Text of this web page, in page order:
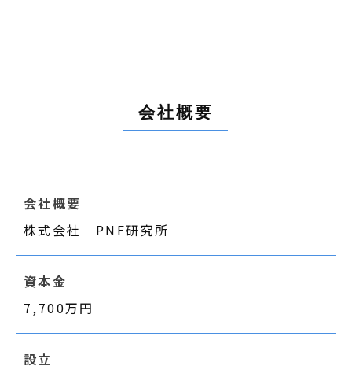
会社概要
会社概要
株式会社 PNF研究所
資本金
7,700万円
設立